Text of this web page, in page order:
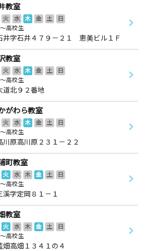
教室
火 水 木 金 土
日
高校生
井字石井４７９－２１ 恵美ビル１Ｆ
教室
火 水 木 金 土
日
高校生
道北９２番地
がわら教室
火 水 木 金 土
日
高校生
原高川原２３１－２２
町教室
火 水 木 金 土
日
高校生
字定岡８１－１
教室
火 水 木 金 土
日
高校生
高畑１３４１の４